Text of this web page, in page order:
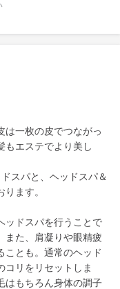
は一枚の皮でつながっ
もエステでより美し
スパと、ヘッドスパ＆
ます。
ッドスパを行うことで
また、肩凝りや眼精疲
ことも。通常のヘッド
コリをリセットしま
はもちろん身体の調子